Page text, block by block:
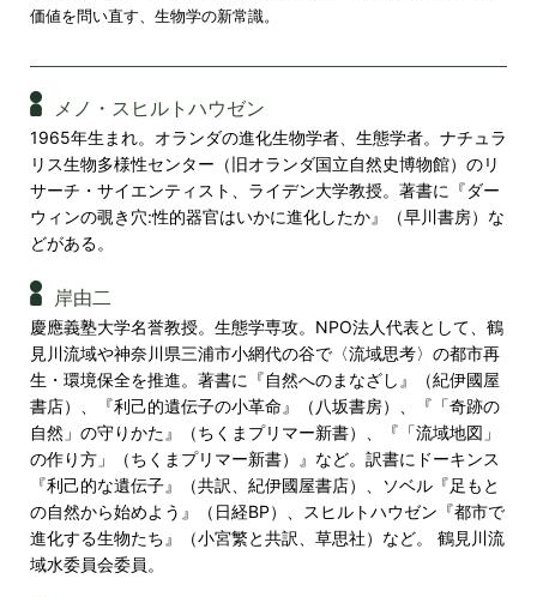
価値を問い直す、生物学の新常識。
メノ・スヒルトハウゼン
1965年生まれ。オランダの進化生物学者、生態学者。ナチュラ
リス生物多様性センター（旧オランダ国立自然史博物館）のリ
サーチ・サイエンティスト、ライデン大学教授。著書に『ダー
ウィンの覗き穴:性的器官はいかに進化したか』（早川書房）な
どがある。
岸由二
慶應義塾大学名誉教授。生態学専攻。NPO法人代表として、鶴
見川流域や神奈川県三浦市小網代の谷で〈流域思考〉の都市再
生・環境保全を推進。著書に『自然へのまなざし』（紀伊國屋
書店）、『利己的遺伝子の小革命』（八坂書房）、『「奇跡の
自然」の守りかた』（ちくまプリマー新書）、『「流域地図」
の作り方」（ちくまプリマー新書）』など。訳書にドーキンス
『利己的な遺伝子』（共訳、紀伊國屋書店）、ソベル『足もと
の自然から始めよう』（日経BP）、スヒルトハウゼン『都市で
進化する生物たち』（小宮繁と共訳、草思社）など。 鶴見川流
域水委員会委員。